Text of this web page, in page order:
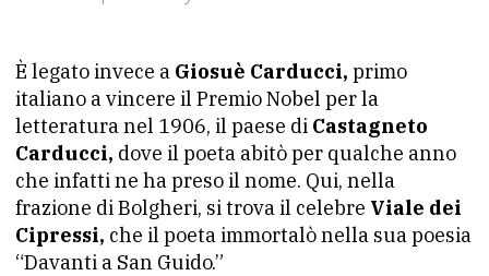
È legato invece a Giosuè Carducci, primo
italiano a vincere il Premio Nobel per la
letteratura nel 1906, il paese di Castagneto
Carducci, dove il poeta abitò per qualche anno
che infatti ne ha preso il nome. Qui, nella
frazione di Bolgheri, si trova il celebre Viale dei
Cipressi, che il poeta immortalò nella sua poesia
“Davanti a San Guido.”